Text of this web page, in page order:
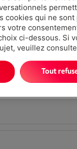
cookies qui ne
votre
ci-dessous. Si
veuillez
Tout